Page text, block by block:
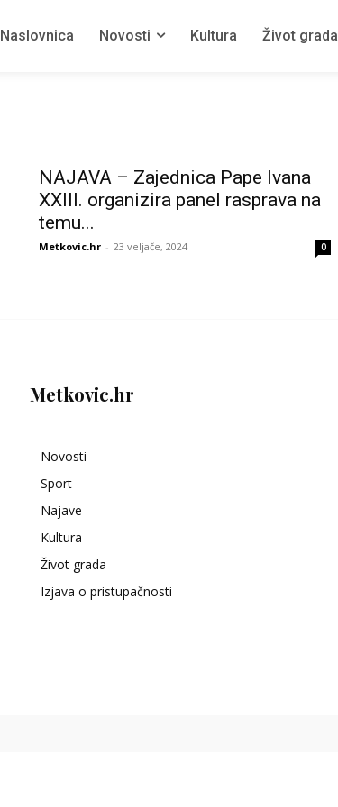
Naslovnica Novosti Kultura Život grada
NAJAVA – Zajednica Pape Ivana
XXIII. organizira panel rasprava na
temu...
Metkovic.hr - 23 veljače, 2024 0
Metkovic.hr
Novosti
Sport
Najave
Kultura
Život grada
Izjava o pristupačnosti